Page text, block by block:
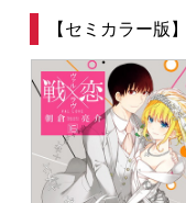
【セミカラー版